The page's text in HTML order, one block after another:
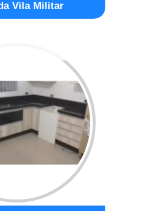
Vila Militar